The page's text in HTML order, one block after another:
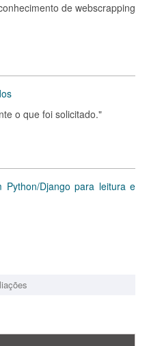
de webscrapping
o que foi solicitado."
Python/Django para leitura e